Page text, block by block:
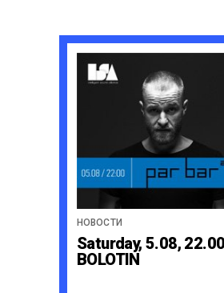
НОВОСТИ
Saturday, 5.08,
BOLOTIN